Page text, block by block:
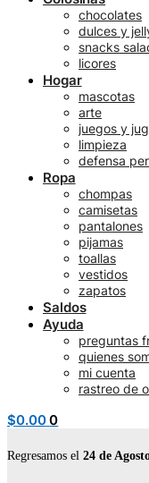
chocolates
dulces y
snacks
licores
Hogar
mascotas
arte
juegos y
limpieza
defensa
Ropa
chompas
camisetas
pantalones
pijamas
toallas
vestidos
zapatos
Saldos
Ayuda
preguntas
quienes
mi cuenta
rastreo de
$0.00 0
Regresamos el 24 de